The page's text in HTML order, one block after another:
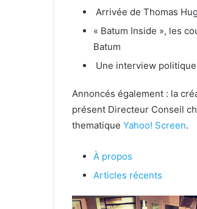
Arrivée de Thomas
« Batum Inside », les
Batum
Une interview
Annoncés également : la
présent Directeur Conseil
thematique Yahoo! Screen.
À propos
Articles récents